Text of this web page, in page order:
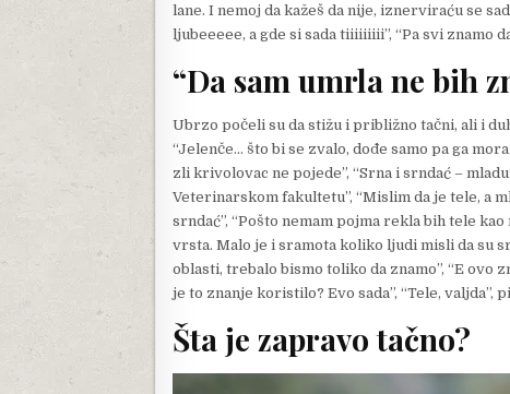
lane. I nemoj da kažeš da nije, iznerviraću se
ljubeeeee, a gde si sada tiiiiiiiii”, “Pa svi znamo
“Da sam umrla ne bih
Ubrzo počeli su da stižu i približno tačni, ali i
“Jelenče… što bi se zvalo, dođe samo pa ga
zli krivolovac ne pojede”, “Srna i srndać –
Veterinarskom fakultetu”, “Mislim da je tele, a
srndać”, “Pošto nemam pojma rekla bih tele
vrsta. Malo je i sramota koliko ljudi misli da su
oblasti, trebalo bismo toliko da znamo”, “E ovo
je to znanje koristilo? Evo sada”, “Tele, valjda”,
Šta je zapravo tačno?